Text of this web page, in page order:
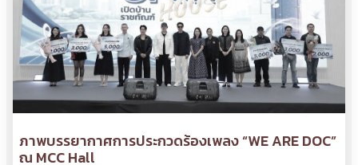
ภาพบรรยากาศการประกวดร้องเพลง “WE ARE DOC”
ณ MCC Hall